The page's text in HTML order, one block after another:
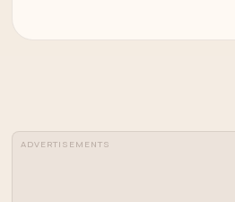
ADVERTISEMENTS